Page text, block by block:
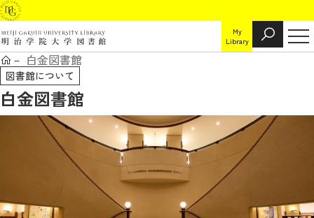
My
Library
白金図書館
図書館について
白金図書館